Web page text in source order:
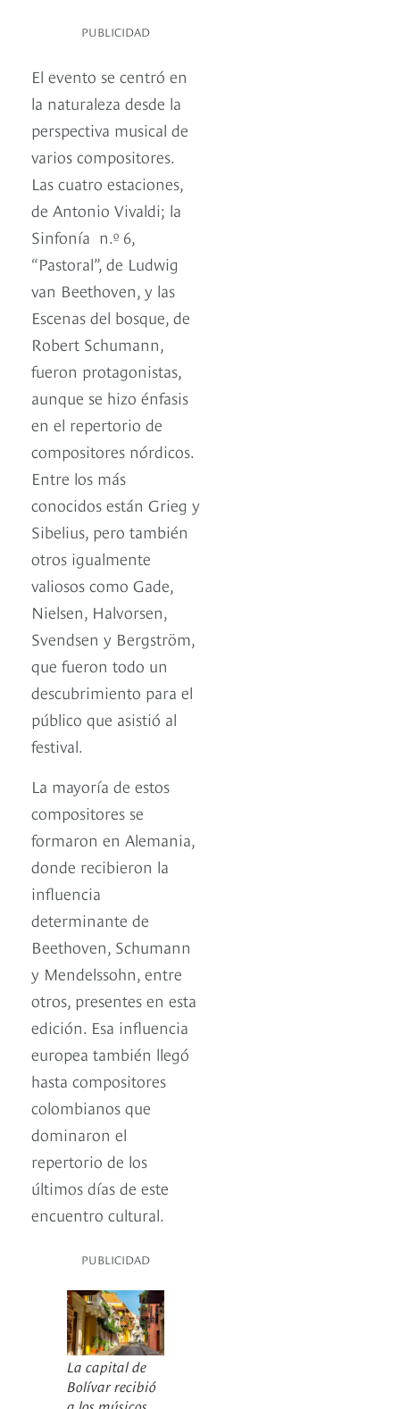
PUBLICIDAD
El evento se centró en
la naturaleza desde la
perspectiva musical de
varios compositores.
Las cuatro estaciones,
de Antonio Vivaldi; la
Sinfonía n.º 6,
“Pastoral”, de Ludwig
van Beethoven, y las
Escenas del bosque, de
Robert Schumann,
fueron protagonistas,
aunque se hizo énfasis
en el repertorio de
compositores nórdicos.
Entre los más
conocidos están Grieg y
Sibelius, pero también
otros igualmente
valiosos como Gade,
Nielsen, Halvorsen,
Svendsen y Bergström,
que fueron todo un
descubrimiento para el
público que asistió al
festival.
La mayoría de estos
compositores se
formaron en Alemania,
donde recibieron la
influencia
determinante de
Beethoven, Schumann
y Mendelssohn, entre
otros, presentes en esta
edición. Esa influencia
europea también llegó
hasta compositores
colombianos que
dominaron el
repertorio de los
últimos días de este
encuentro cultural.
PUBLICIDAD
La capital de
Bolívar recibió
a los músicos